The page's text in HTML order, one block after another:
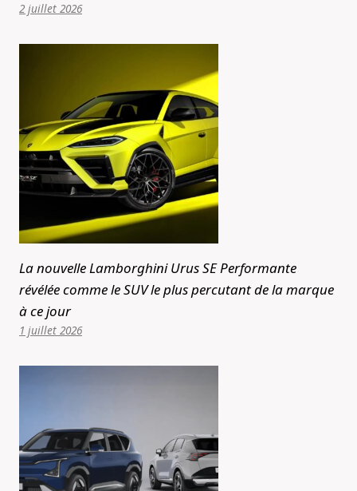
2 juillet 2026
La nouvelle Lamborghini Urus SE Performante
révélée comme le SUV le plus percutant de la marque
à ce jour
1 juillet 2026